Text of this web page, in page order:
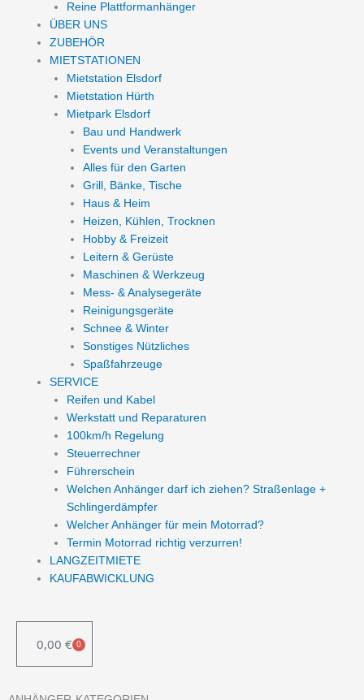
Reine Plattformanhänger
ÜBER UNS
ZUBEHÖR
MIETSTATIONEN
Mietstation Elsdorf
Mietstation Hürth
Mietpark Elsdorf
Bau und Handwerk
Events und Veranstaltungen
Alles für den Garten
Grill, Bänke, Tische
Haus & Heim
Heizen, Kühlen, Trocknen
Hobby & Freizeit
Leitern & Gerüste
Maschinen & Werkzeug
Mess- & Analysegeräte
Reinigungsgeräte
Schnee & Winter
Sonstiges Nützliches
Spaßfahrzeuge
SERVICE
Reifen und Kabel
Werkstatt und Reparaturen
100km/h Regelung
Steuerrechner
Führerschein
Welchen Anhänger darf ich ziehen? Straßenlage +
Schlingerdämpfer
Welcher Anhänger für mein Motorrad?
Termin Motorrad richtig verzurren!
LANGZEITMIETE
KAUFABWICKLUNG
0,00 € 0
WARENKORB